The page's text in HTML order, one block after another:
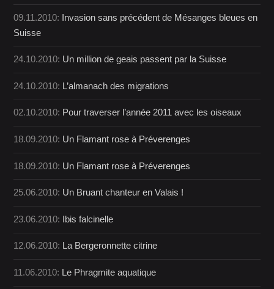
09.11.2010:
Invasion sans précédent de Mésanges bleues en
Suisse
24.10.2010: Un million de geais passent par la Suisse
24.10.2010: L’almanach des migrations
02.10.2010: Pour traverser l’année 2011 avec les oiseaux
18.09.2010: Un Flamant rose à Préverenges
18.09.2010: Un Flamant rose à Préverenges
25.06.2010: Un Bruant chanteur en Valais !
23.06.2010: Ibis falcinelle
12.06.2010: La Bergeronnette citrine
11.06.2010: Le Phragmite aquatique